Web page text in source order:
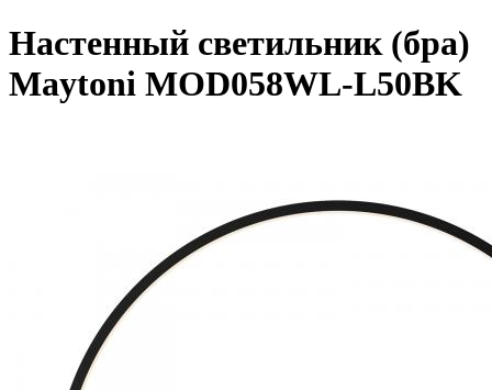
Настенный светильник (бра)
Maytoni MOD058WL-L50BK